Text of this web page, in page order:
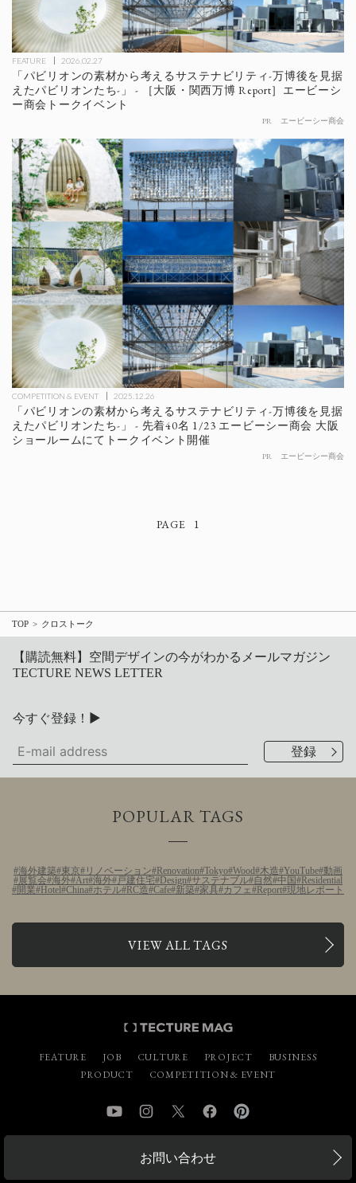
FEATURE 2026.02.27
「パビリオンの素材から考えるサステナビリティ-万博後を見据
えたパビリオンたち-」 - ［大阪・関西万博 Report］エービーシ
ー商会トークイベント
PR エービーシー商会
COMPETITION & EVENT 2025.12.26
「パビリオンの素材から考えるサステナビリティ-万博後を見据
えたパビリオンたち-」 - 先着40名 1/23 エービーシー商会 大阪
ショールームにてトークイベント開催
PR エービーシー商会
1
TOP クロストーク
【購読無料】空間デザインの今がわかるメールマガジン
TECTURE NEWS LETTER
今すぐ登録！▶
POPULAR TAGS
海外建築 東京 リノベーション Renovation Tokyo Wood 木造 YouTube 動画
展覧会 海外 Art 海外 戸建住宅 Design サステナブル 自然 中国
Residential
開業
Hotel China ホテル RC造 Cafe 新築 家具 カフェ Report 現地レポート
VIEW ALL TAGS
FEATURE JOB CULTURE PROJECT
BUSINESS
PRODUCT
COMPETITION & EVENT
YouTube InstagramTwitter Facebook
お問い合わせ